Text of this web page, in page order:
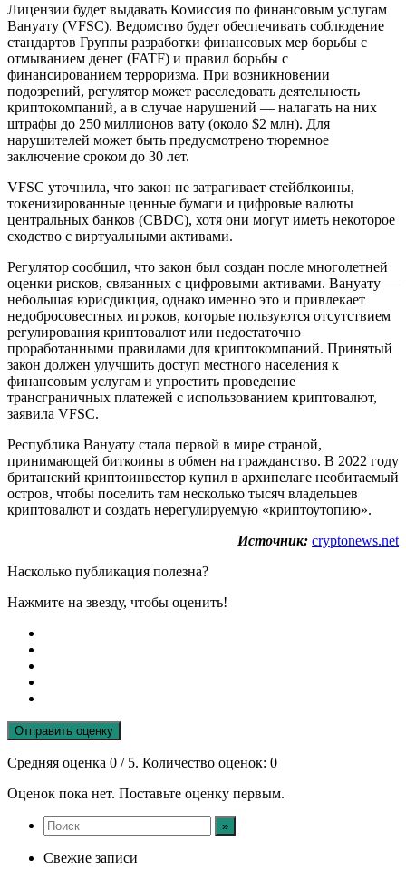
Лицензии будет выдавать Комиссия по финансовым услугам
Вануату (VFSC). Ведомство будет обеспечивать соблюдение
стандартов Группы разработки финансовых мер борьбы с
отмыванием денег (FATF) и правил борьбы с
финансированием терроризма. При возникновении
подозрений, регулятор может расследовать деятельность
криптокомпаний, а в случае нарушений — налагать на них
штрафы до 250 миллионов вату (около $2 млн). Для
нарушителей может быть предусмотрено тюремное
заключение сроком до 30 лет.
VFSC уточнила, что закон не затрагивает стейблкоины,
токенизированные ценные бумаги и цифровые валюты
центральных банков (CBDC), хотя они могут иметь некоторое
сходство с виртуальными активами.
Регулятор сообщил, что закон был создан после многолетней
оценки рисков, связанных с цифровыми активами. Вануату —
небольшая юрисдикция, однако именно это и привлекает
недобросовестных игроков, которые пользуются отсутствием
регулирования криптовалют или недостаточно
проработанными правилами для криптокомпаний. Принятый
закон должен улучшить доступ местного населения к
финансовым услугам и упростить проведение
трансграничных платежей с использованием криптовалют,
заявила VFSC.
Республика Вануату стала первой в мире страной,
принимающей биткоины в обмен на гражданство. В 2022 году
британский криптоинвестор купил в архипелаге необитаемый
остров, чтобы поселить там несколько тысяч владельцев
криптовалют и создать нерегулируемую «криптоутопию».
Источник: cryptonews.net
Насколько публикация полезна?
Нажмите на звезду, чтобы оценить!
Отправить оценку
Средняя оценка 0 / 5. Количество оценок: 0
Оценок пока нет. Поставьте оценку первым.
Свежие записи